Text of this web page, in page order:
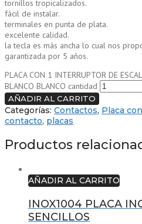
tornillos tropicalizados.
fácil de instalar.
terminales en punta de plata.
excelente calidad.
la tecla es más ancha lo cual nos
garantizada por 5 años.
PLACA CON 1 INTERRUPTOR DE
BLANCO BLANCO cantidad
AÑADIR AL CARRITO
Categorías: Contactos, Placa
contacto, placas
Productos
AÑADIR AL CARRITO
INOX1004 PLACA
SENCILLOS